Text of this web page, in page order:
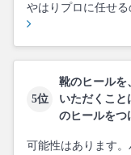
やはりプロに任せ
5位
靴のヒールを
いただくこと
のヒールをつ
可能性はあります